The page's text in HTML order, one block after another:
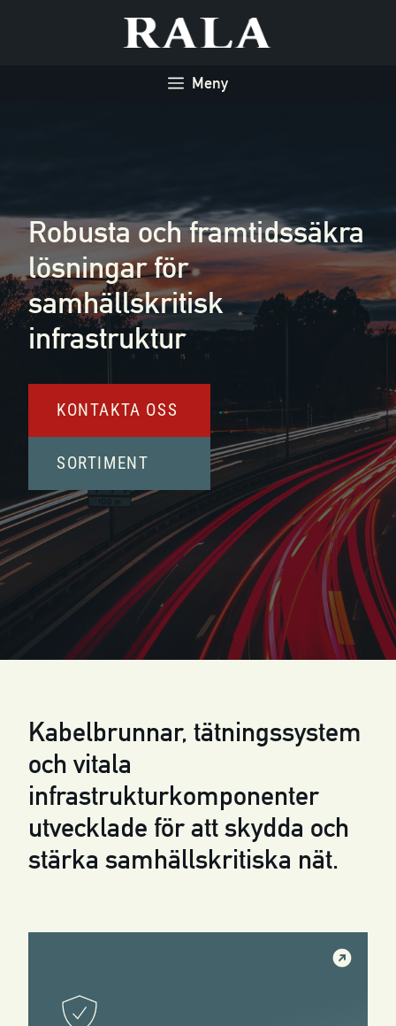
Meny
Robusta och framtidssäkra
lösningar för
samhällskritisk
infrastruktur
KONTAKTA OSS
SORTIMENT
Kabelbrunnar, tätningssystem
och vitala
infrastrukturkomponenter
utvecklade för att skydda och
stärka samhällskritiska nät.